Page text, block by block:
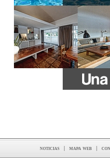
noticias | mapa web |